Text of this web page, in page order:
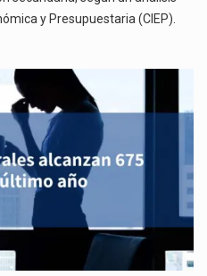
y Presupuestaria (CIEP).